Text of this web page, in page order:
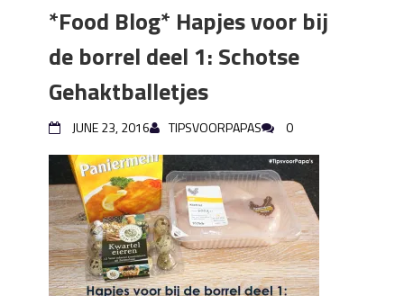
*Food Blog* Hapjes voor bij
de borrel deel 1: Schotse
Gehaktballetjes
JUNE 23, 2016 TIPSVOORPAPAS 0